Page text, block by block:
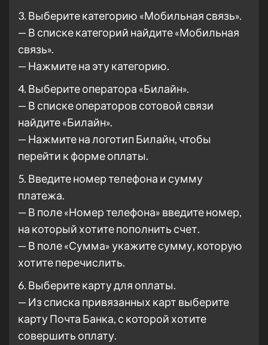
3. Выберите категорию «Мобильная связь».
— В списке категорий найдите «Мобильная
связь».
— Нажмите на эту категорию.
4. Выберите оператора «Билайн».
— В списке операторов сотовой связи
найдите «Билайн».
— Нажмите на логотип Билайн, чтобы
перейти к форме оплаты.
5. Введите номер телефона и сумму
платежа.
— В поле «Номер телефона» введите номер,
на который хотите пополнить счет.
— В поле «Сумма» укажите сумму, которую
хотите перечислить.
6. Выберите карту для оплаты.
— Из списка привязанных карт выберите
карту Почта Банка, с которой хотите
совершить оплату.